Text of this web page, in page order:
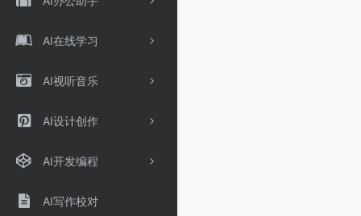
AI在线学习
AI视听音乐
AI设计创作
AI开发编程
AI写作校对